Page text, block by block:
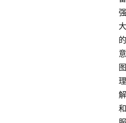
强
大
的
意
图
理
解
和